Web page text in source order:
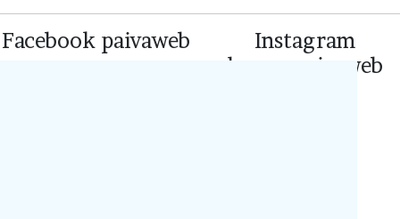
Facebook paivaweb
Instagram
lagunapaivaweb